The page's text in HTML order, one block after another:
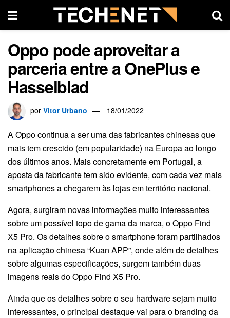
Oppo pode aproveitar a
parceria entre a OnePlus e
Hasselblad
por Vitor Urbano 18/01/2022
A Oppo continua a ser uma das fabricantes chinesas que
mais tem crescido (em popularidade) na Europa ao longo
dos últimos anos. Mais concretamente em Portugal, a
aposta da fabricante tem sido evidente, com cada vez mais
smartphones a chegarem às lojas em território nacional.
Agora, surgiram novas informações muito interessantes
sobre um possível topo de gama da marca, o Oppo Find
X5 Pro. Os detalhes sobre o smartphone foram partilhados
na aplicação chinesa “Kuan APP”, onde além de detalhes
sobre algumas especificações, surgem também duas
imagens reais do Oppo Find X5 Pro.
Ainda que os detalhes sobre o seu hardware sejam muito
interessantes, o principal destaque vai para o branding da